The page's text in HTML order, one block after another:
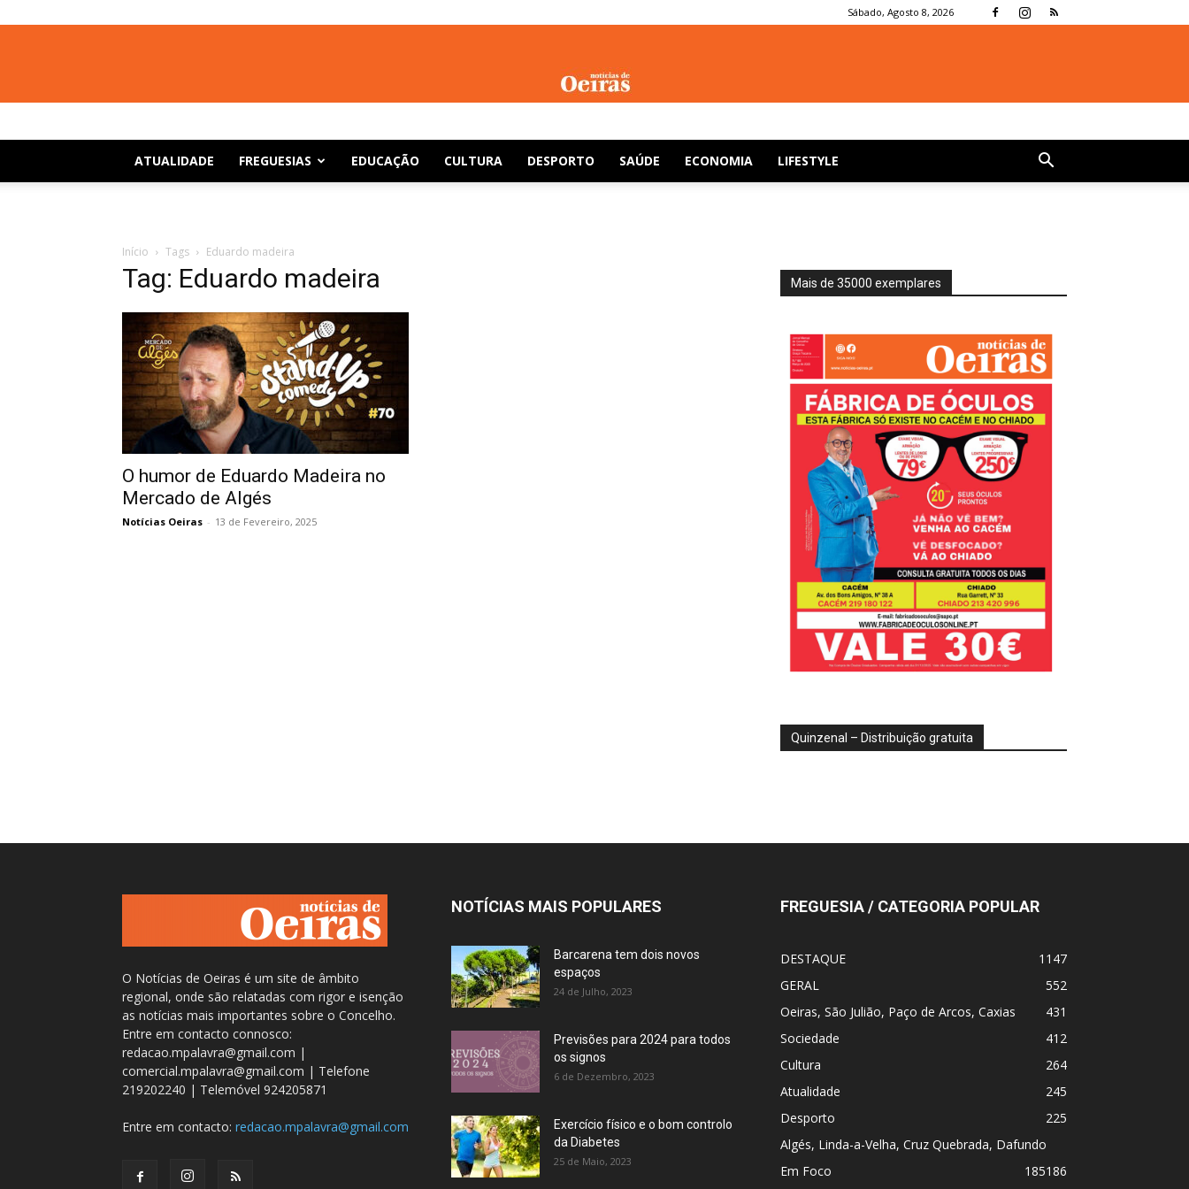
Sábado, Agosto 8, 2026
Notícias
ATUALIDADE FREGUESIAS EDUCAÇÃO CULTURA DESPORTO SAÚDE ECONOMIA LIFESTYLE
Início Tags Eduardo madeira
Tag: Eduardo madeira
O humor de Eduardo Madeira no
Mercado de Algés
Notícias Oeiras - 13 de Fevereiro, 2025
Mais de 35000 exemplares
Quinzenal – Distribuição gratuita
O Notícias de Oeiras é um site de âmbito
regional, onde são relatadas com rigor e isenção
as notícias mais importantes sobre o Concelho.
Entre em contacto connosco:
redacao.mpalavra@gmail.com |
comercial.mpalavra@gmail.com | Telefone
219202240 | Telemóvel 924205871
Entre em contacto: redacao.mpalavra@gmail.com
NOTÍCIAS MAIS POPULARES
Barcarena tem dois novos
espaços
24 de Julho, 2023
Previsões para 2024 para todos
os signos
6 de Dezembro, 2023
Exercício físico e o bom controlo
da Diabetes
25 de Maio, 2023
FREGUESIA / CATEGORIA POPULAR
DESTAQUE
1147
GERAL
552
Oeiras, São Julião, Paço de Arcos, Caxias
431
Sociedade
412
Cultura
264
Atualidade
245
Desporto
225
Algés, Linda-a-Velha, Cruz Quebrada, Dafundo
186
Em Foco 185